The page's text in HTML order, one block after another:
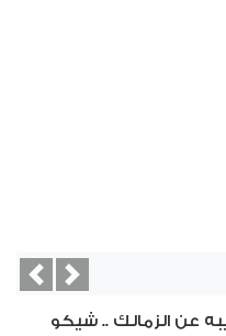
عن الزمالك .. شيكو
Next